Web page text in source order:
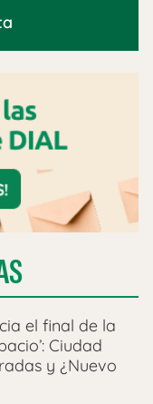
el final de la
Ciudad
y ¿Nuevo